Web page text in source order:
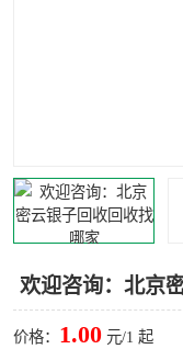
欢迎咨询：北京
价格： 1.00 元/1 起